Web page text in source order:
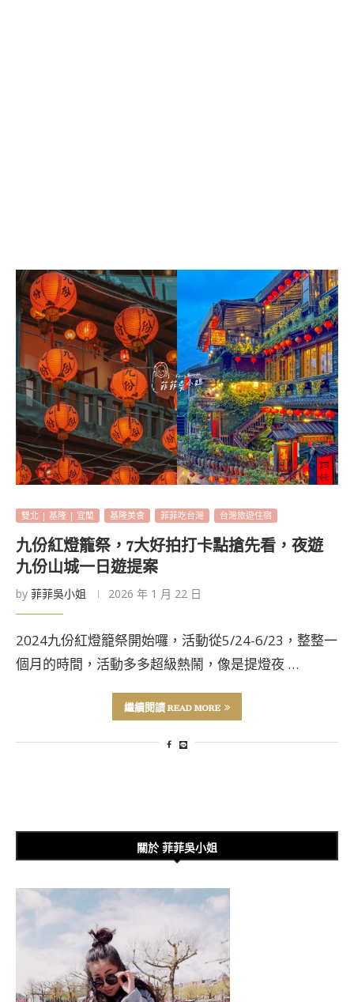
雙北 | 基隆 | 宜蘭 基隆美食 菲菲吃台灣 台灣旅遊住宿
九份紅燈籠祭，7大好拍打卡點搶先看，夜遊
九份山城一日遊提案
by 菲菲吳小姐 2026 年 1 月 22 日
2024九份紅燈籠祭開始囉，活動從5/24-6/23，整整一
個月的時間，活動多多超級熱鬧，像是提燈夜 …
繼續閱讀 READ MORE
關於 菲菲吳小姐